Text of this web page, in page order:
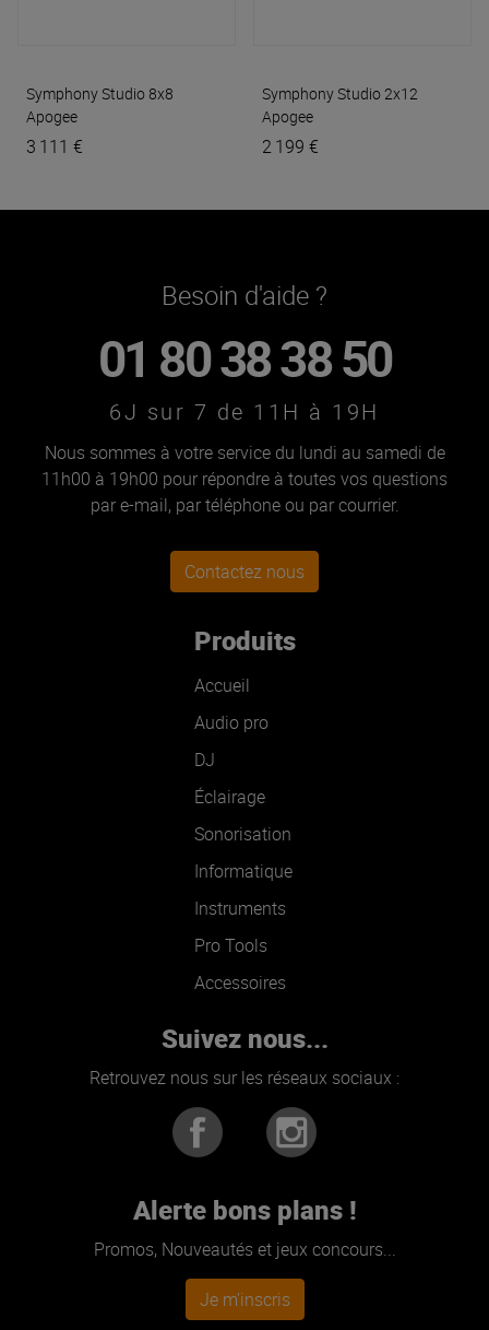
Symphony Studio 8x8
Apogee
3 111 €
Symphony Studio 2x12
Apogee
2 199 €
Besoin d'aide ?
01 80 38 38 50
6J sur 7 de 11H à 19H
Nous sommes à votre service du lundi au samedi de
11h00 à 19h00 pour répondre à toutes vos questions
par e-mail, par téléphone ou par courrier.
Contactez nous
Produits
Accueil
Audio pro
DJ
Éclairage
Sonorisation
Informatique
Instruments
Pro Tools
Accessoires
Suivez nous...
Retrouvez nous sur les réseaux sociaux :
Alerte bons plans !
Promos, Nouveautés et jeux concours...
Je m'inscris